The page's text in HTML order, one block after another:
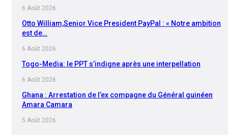
6 Août 2026
Otto William,Senior Vice President PayPal : « Notre ambition
est de…
6 Août 2026
Togo-Media: le PPT s’indigne après une interpellation
6 Août 2026
Ghana : Arrestation de l’ex compagne du Général guinéen
Amara Camara
5 Août 2026